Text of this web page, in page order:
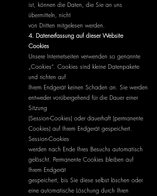
ist, können die Daten, die Sie an uns
übermitteln, nicht
von Dritten mitgelesen werden.
4. Datenerfassung auf dieser Website
Cookies
Unsere Internetseiten verwenden so genannte
„Cookies“. Cookies sind kleine Datenpakete
und richten auf
Ihrem Endgerät keinen Schaden an. Sie werden
entweder vorübergehend für die Dauer einer
Sitzung
(Session-Cookies) oder dauerhaft (permanente
Cookies) auf Ihrem Endgerät gespeichert.
Session-Cookies
werden nach Ende Ihres Besuchs automatisch
gelöscht. Permanente Cookies bleiben auf
Ihrem Endgerät
gespeichert, bis Sie diese selbst löschen oder
eine automatische Löschung durch Ihren